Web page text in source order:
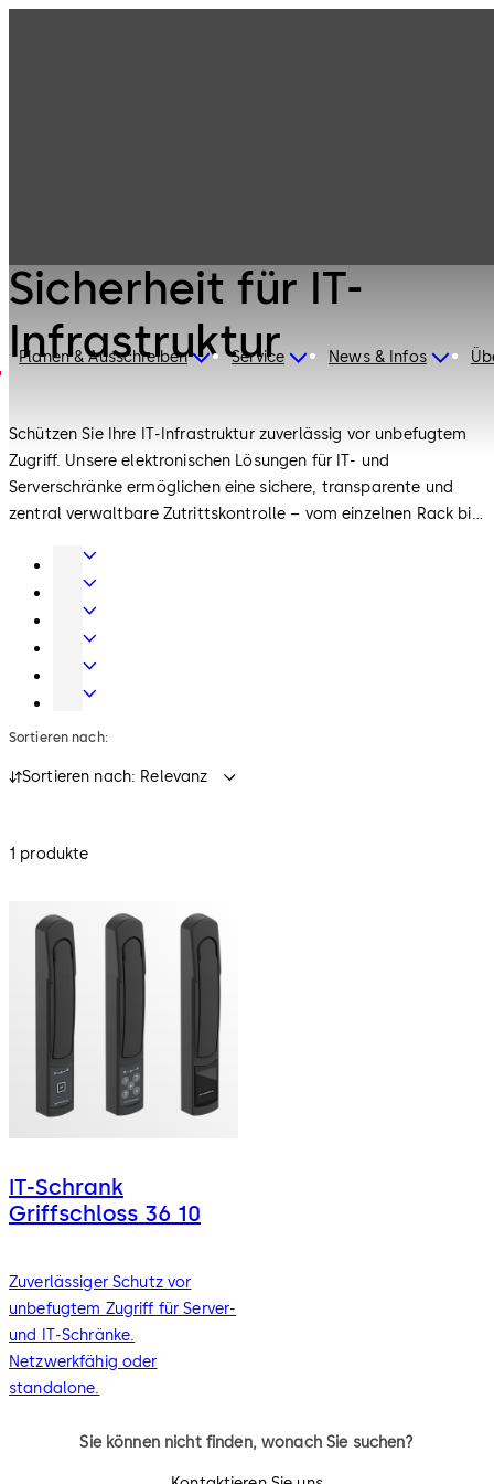
Planen & Ausschreiben Service News & Infos
Sicherheit für IT-
Infrastruktur
Schützen Sie Ihre IT-Infrastruktur zuverlässig vor unbefugtem
Zugriff. Unsere elektronischen Lösungen für IT- und
Serverschränke ermöglichen eine sichere, transparente und
zentral verwaltbare Zutrittskontrolle – vom einzelnen Rack bis
Türtechnik
Automatische
Türsysteme
Mechanische
Schließsysteme
Systemlösungen
Zutritt
Hotelzutrittssysteme
Hochsicherheitsschlösser
Sortieren nach:
Sortieren nach: Relevanz
1 produkte
IT-Schrank
Griffschloss 36 10
Zuverlässiger Schutz vor
unbefugtem Zugriff für Server-
und IT-Schränke.
Netzwerkfähig oder
standalone.
Sie können nicht finden, wonach Sie suchen?